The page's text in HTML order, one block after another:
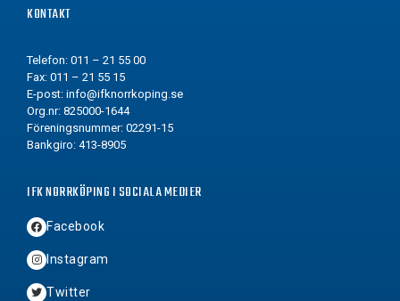
KONTAKT
Telefon: 011 – 21 55 00
Fax: 011 – 21 55 15
E-post: info@ifknorrkoping.se
Org.nr: 825000-1644
Föreningsnummer: 02291-15
Bankgiro: 413-8905
IFK NORRKÖPING I SOCIALA MEDIER
Facebook
Instagram
Twitter